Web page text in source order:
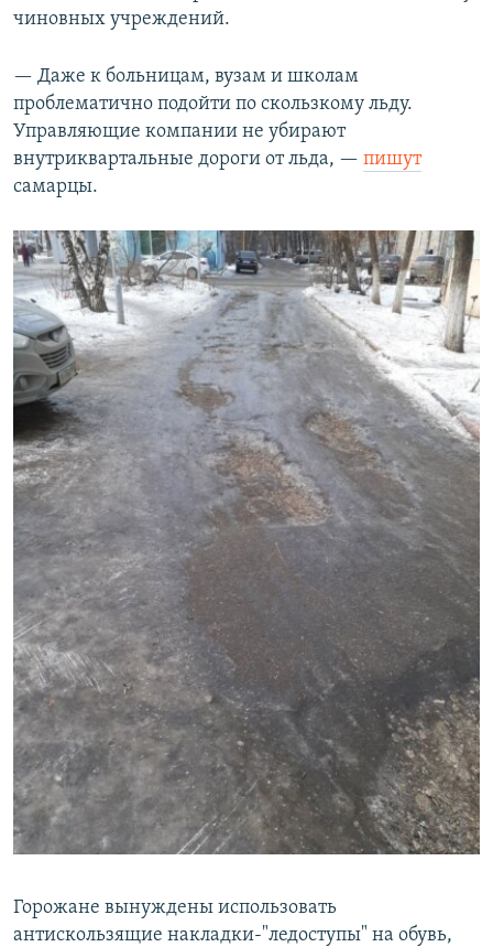
чиновных учреждений.
— Даже к больницам, вузам и школам
проблематично подойти по скользкому льду.
Управляющие компании не убирают
внутриквартальные дороги от льда, — пишут
самарцы.
Горожане вынуждены использовать
антискользящие накладки-"ледоступы" на обувь,